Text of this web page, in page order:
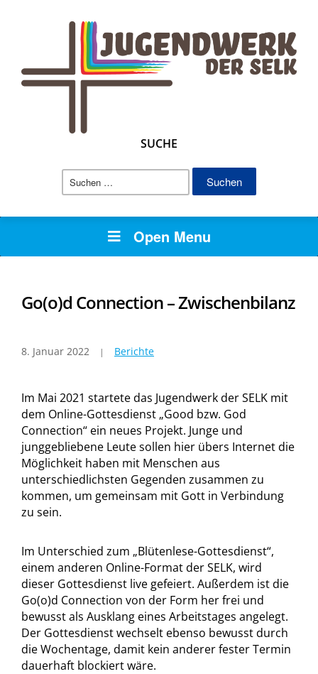
SUCHE
Suchen
Open Menu
Go(o)d Connection – Zwischenbilanz
8. Januar 2022 Berichte
Im Mai 2021 startete das Jugendwerk der SELK mit
dem Online-Gottesdienst „Good bzw. God
Connection“ ein neues Projekt. Junge und
junggebliebene Leute sollen hier übers Internet die
Möglichkeit haben mit Menschen aus
unterschiedlichsten Gegenden zusammen zu
kommen, um gemeinsam mit Gott in Verbindung
zu sein.
Im Unterschied zum „Blütenlese-Gottesdienst“,
einem anderen Online-Format der SELK, wird
dieser Gottesdienst live gefeiert. Außerdem ist die
Go(o)d Connection von der Form her frei und
bewusst als Ausklang eines Arbeitstages angelegt.
Der Gottesdienst wechselt ebenso bewusst durch
die Wochentage, damit kein anderer fester Termin
dauerhaft blockiert wäre.